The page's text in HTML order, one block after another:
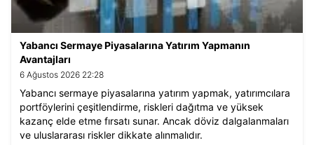
Yabancı Sermaye Piyasalarına Yatırım Yapmanın
Avantajları
6 Ağustos 2026 22:28
Yabancı sermaye piyasalarına yatırım yapmak, yatırımcılara
portföylerini çeşitlendirme, riskleri dağıtma ve yüksek
kazanç elde etme fırsatı sunar. Ancak döviz dalgalanmaları
ve uluslararası riskler dikkate alınmalıdır.